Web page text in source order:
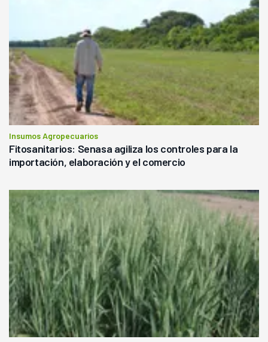
Insumos Agropecuarios
Fitosanitarios: Senasa agiliza los controles para la
importación, elaboración y el comercio